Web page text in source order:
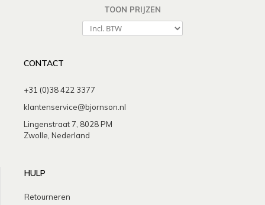
TOON PRIJZEN
CONTACT
+31 (0)38 422 3377
klantenservice@bjornson.nl
Lingenstraat 7, 8028 PM
Zwolle, Nederland
HULP
Retourneren